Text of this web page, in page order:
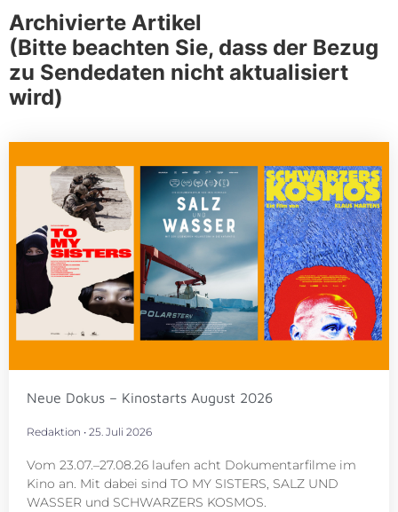
Archivierte Artikel
(Bitte beachten Sie, dass der Bezug
zu Sendedaten nicht aktualisiert
wird)
Neue Dokus – Kinostarts August 2026
Redaktion 25. Juli 2026
Vom 23.07.–27.08.26 laufen acht Dokumentarfilme im
Kino an. Mit dabei sind TO MY SISTERS, SALZ UND
WASSER und SCHWARZERS KOSMOS.